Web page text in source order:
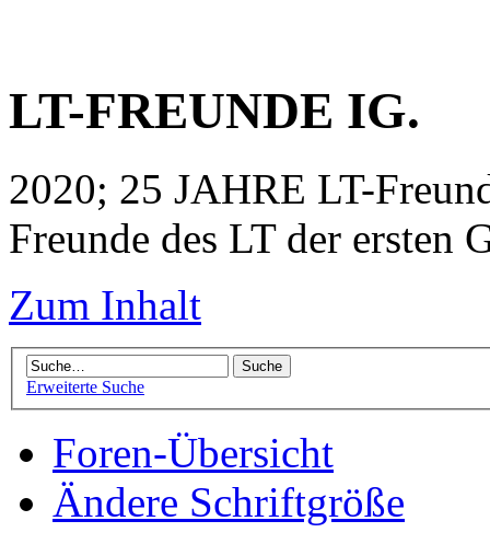
LT-FREUNDE IG.
2020; 25 JAHRE LT-
Freunde des LT der ersten
Zum Inhalt
Erweiterte Suche
Foren-Übersicht
Ändere Schriftgröße